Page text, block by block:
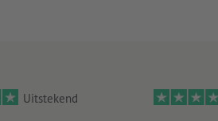
Uitstekend